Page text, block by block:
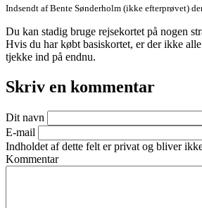
Indsendt afBente Sønderholm (ikke efterprøvet)
Du kan stadig bruge rejsekortet på nogen
Hvis du har købt basiskortet, er der ikke
tjekke ind på endnu.
Skriv en kommentar
Dit navn
E-mail
Indholdet af dette felt er privat og bliver
Kommentar